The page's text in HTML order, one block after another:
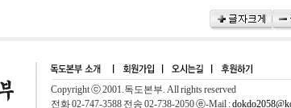
Copyright ⓒ 2001.독도본부. All rights reserved
전화 02-747-3588 전송 02-738-2050 ⓔ-Mail :